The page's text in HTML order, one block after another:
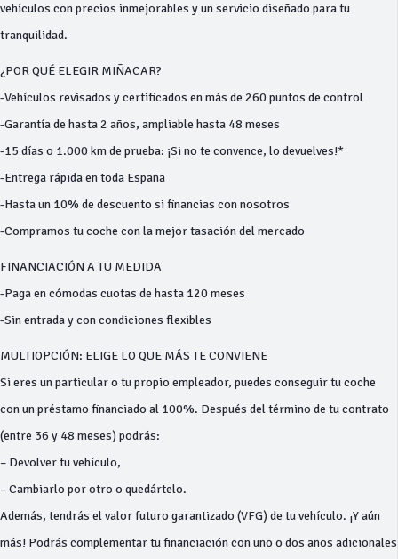
vehículos con precios inmejorables y un servicio diseñado para tu
tranquilidad.
¿POR QUÉ ELEGIR MIÑACAR?
-Vehículos revisados y certificados en más de 260 puntos de control
-Garantía de hasta 2 años, ampliable hasta 48 meses
-15 días o 1.000 km de prueba: ¡Si no te convence, lo devuelves!*
-Entrega rápida en toda España
-Hasta un 10% de descuento si financias con nosotros
-Compramos tu coche con la mejor tasación del mercado
FINANCIACIÓN A TU MEDIDA
-Paga en cómodas cuotas de hasta 120 meses
-Sin entrada y con condiciones flexibles
MULTIOPCIÓN: ELIGE LO QUE MÁS TE CONVIENE
Si eres un particular o tu propio empleador, puedes conseguir tu coche
con un préstamo financiado al 100%. Después del término de tu contrato
(entre 36 y 48 meses) podrás:
– Devolver tu vehículo,
– Cambiarlo por otro o quedártelo.
Además, tendrás el valor futuro garantizado (VFG) de tu vehículo. ¡Y aún
más! Podrás complementar tu financiación con uno o dos años adicionales